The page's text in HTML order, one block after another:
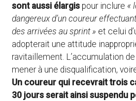
sont aussi élargis pour inclure «
dangereux d’un coureur
des arrivées au sprint » et celui
adopterait une attitude
ravitaillement. L’accumulation
mener à une disqualification,
Un coureur qui recevrait trois
30 jours serait ainsi suspendu